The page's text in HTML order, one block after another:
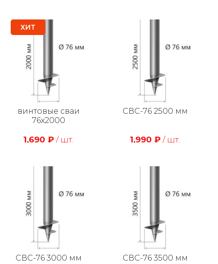
ХИТ
винтовые сваи
76х2000
1,690 ₽ / шт.
СВС-76 2500 мм
1,990 ₽ / шт.
СВС-76 3000 мм СВС-76 3500 мм